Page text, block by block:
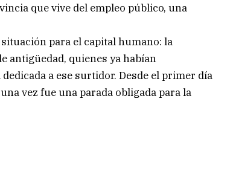
que vive del empleo público, una
para el capital humano: la
antigüedad, quienes ya habían
a ese surtidor. Desde el primer día
vez fue una parada obligada para la